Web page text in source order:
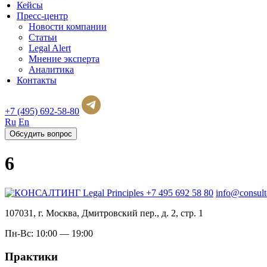
Кейсы
Пресс-центр
Новости компании
Статьи
Legal Alert
Мнение эксперта
Аналитика
Контакты
+7 (495) 692-58-80
Ru En
Обсудить вопрос
6
+7 495 692 58 80
107031, г. Москва, Дмитровский пер., д. 2, стр. 1
Пн-Вс: 10:00 — 19:00
Практики